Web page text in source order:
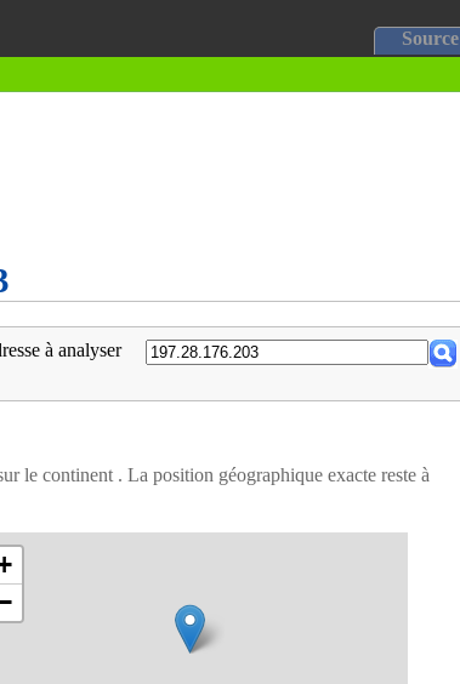
Source
à analyser
le continent . La position géographique exacte reste à